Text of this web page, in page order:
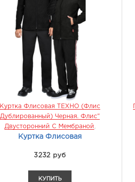
Куртка Флисовая ТЕХНО (флис
Дублированный) Черная. Флис"
Двусторонний С Мембраной
Куртка Флисовая
3232 руб
КУПИТЬ